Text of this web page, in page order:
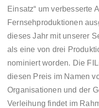
Einsatz“ um verbesserte
Fernsehproduktionen
dieses Jahr mit unserer
als eine von drei
nominiert worden. Die
diesen Preis im Namen
Organisationen und der
Verleihung findet im